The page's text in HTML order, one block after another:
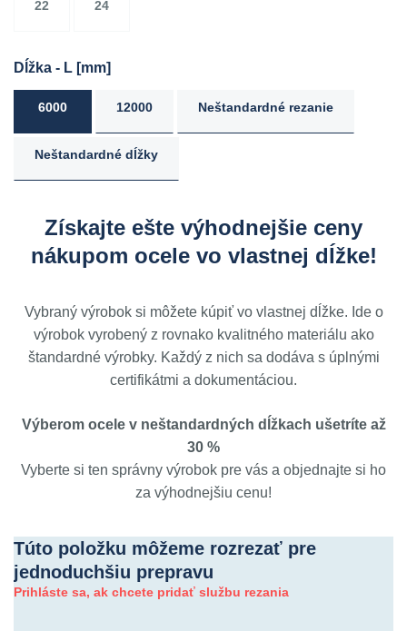
22 24
Dĺžka - L [mm]
6000 12000 Neštandardné rezanie
Neštandardné dĺžky
Získajte ešte výhodnejšie ceny
nákupom ocele vo vlastnej dĺžke!
Vybraný výrobok si môžete kúpiť vo vlastnej dĺžke. Ide o
výrobok vyrobený z rovnako kvalitného materiálu ako
štandardné výrobky. Každý z nich sa dodáva s úplnými
certifikátmi a dokumentáciou.
Výberom ocele v neštandardných dĺžkach ušetríte až
30 %
Vyberte si ten správny výrobok pre vás a objednajte si ho
za výhodnejšiu cenu!
Túto položku môžeme rozrezať pre
jednoduchšiu prepravu
Prihláste sa, ak chcete pridať službu rezania